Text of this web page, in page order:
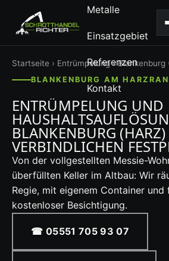
Metalle
Einsatzgebiet
Referenzen
Kontakt
Startseite › Entrümpelung› Blankenburg
BLANKENBURG AM
ENTRÜMPELUNG UND
BLANKENBURG
VERBINDLICHEN
Von der vollgestellten Messie-
überfüllten Keller im Altbau: Wir
Regie, mit eigenem Container und
kostenloser Besichtigung.
☎ 05551 705 93 07